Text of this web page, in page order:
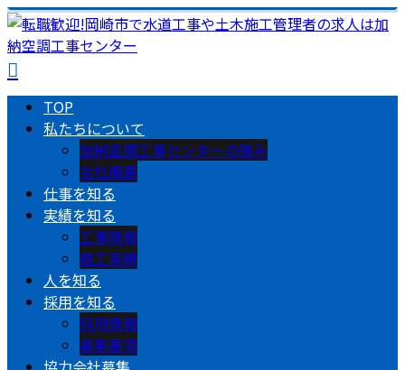
TOP
私たちについて
加納空調工事センターの強み
会社概要
仕事を知る
実績を知る
工事情報
施工実績
人を知る
採用を知る
採用情報
募集要項